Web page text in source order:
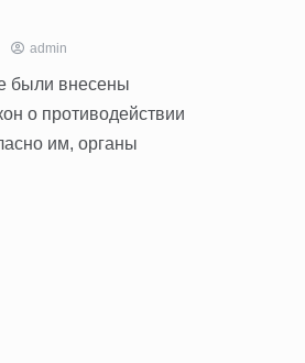
admin
были внесены
о противодействии
им, органы